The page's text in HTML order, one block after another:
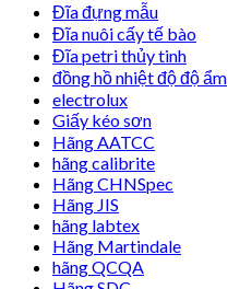
Đĩa đựng mẫu
Đĩa nuôi cấy tế bào
Đĩa petri thủy tinh
đồng hồ nhiệt độ độ ẩm
electrolux
Giấy kéo sơn
Hãng AATCC
hãng calibrite
Hãng CHNSpec
Hãng JIS
hãng labtex
Hãng Martindale
hãng QCQA